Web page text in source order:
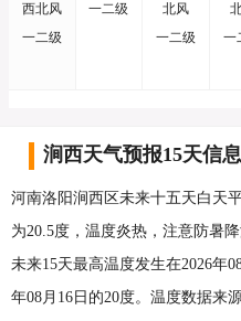
西北风
一二级
一二级
北风
一二级
一
涧西天气预报15天信息
河南洛阳涧西区未来十五天白天
为20.5度，温度炎热，注意防暑
未来15天最高温度发生在2026年
年08月16日的20度。温度数据来